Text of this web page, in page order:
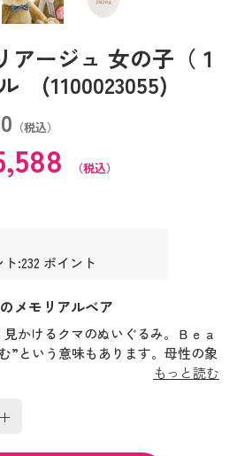
アージュ 女の子（１
(1100023055)
（税込）
（税込）
:232 ポイント
メモリアルベア
かけるクマのぬいぐるみ。Ｂｅａ
”という意味もあります。母性の象
るみをあなたの生まれた時の体重で
もっと読む
+